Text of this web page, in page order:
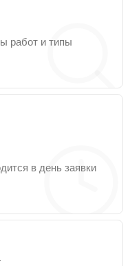
работ и типы
в день заявки